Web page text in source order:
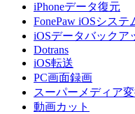
iPhoneデータ復元
FonePaw iOSシステ
iOSデータバックア
Dotrans
iOS転送
PC画面録画
スーパーメディア
動画カット